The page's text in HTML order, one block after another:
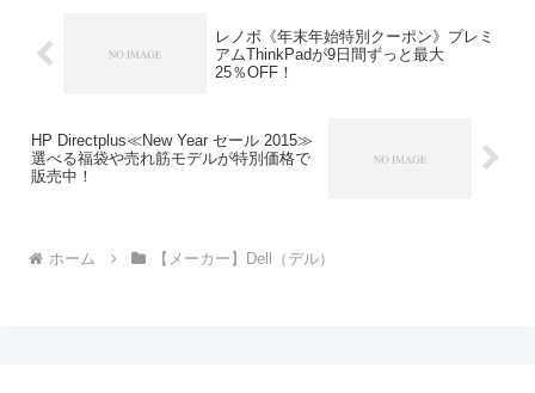
レノボ《年末年始特別クーポン》プレミ
アムThinkPadが9日間ずっと最大
25％OFF！
HP Directplus≪New Year セール 2015≫
選べる福袋や売れ筋モデルが特別価格で
販売中！
ホーム 【メーカー】Dell（デル）